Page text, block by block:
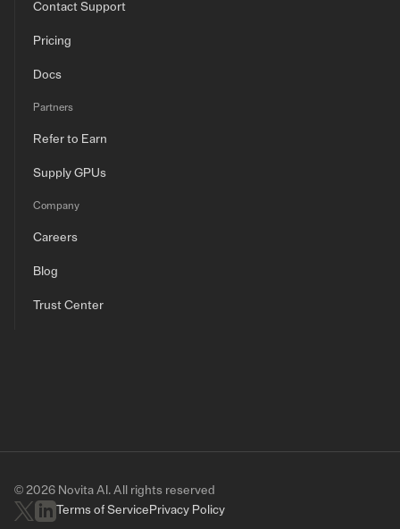
Contact Support
Pricing
Docs
Partners
Refer to Earn
Supply GPUs
Company
Careers
Blog
Trust Center
© 2026 Novita AI. All rights reserved
Terms of Service Privacy Policy